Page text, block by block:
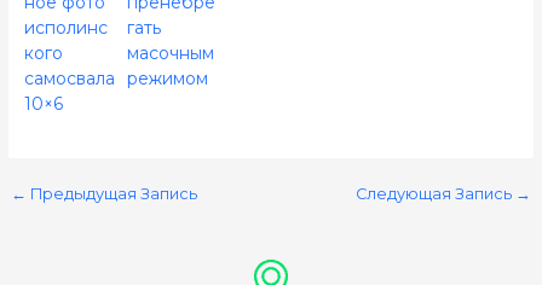
исполинс
кого
самосвала
10×6
гать
масочным
режимом
← Предыдущая Запись Следующая Запись →